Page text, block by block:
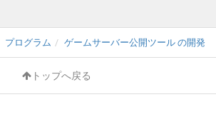
プログラム ゲームサーバー公開ツール の開発
トップへ戻る